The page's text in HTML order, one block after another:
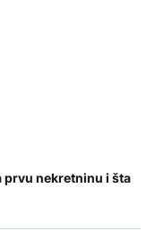
prvu nekretninu i šta